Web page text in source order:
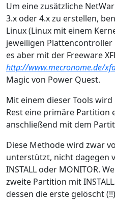
Um eine zusätzliche
3.x oder 4.x zu erstellen,
Linux (Linux mit einem
jeweiligen
es aber mit der Freeware
http://www.mecronome.de/
Magic von Power Quest.
Mit einem dieser Tools
Rest eine primäre Partition
anschließend mit dem
Diese Methode wird zwar
unterstützt, nicht dagegen
INSTALL oder MONITOR.
zweite Partition mit
dessen die erste gelöscht